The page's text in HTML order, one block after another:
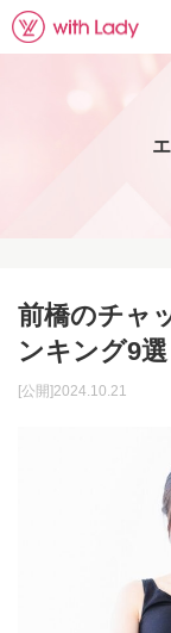
前橋のチャ
ンキング9
[公開]2024.10.21